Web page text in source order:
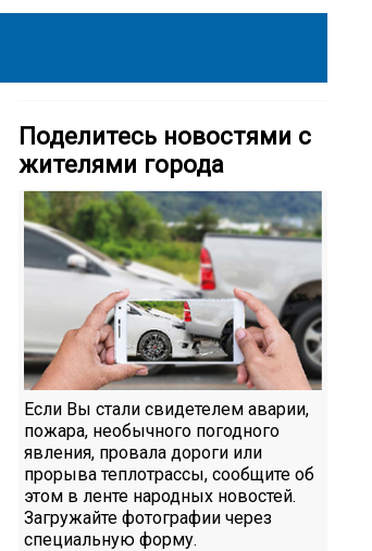
Поделитесь новостями с
жителями города
Если Вы стали свидетелем аварии,
пожара, необычного погодного
явления, провала дороги или
прорыва теплотрассы, сообщите об
этом в ленте народных новостей.
Загружайте фотографии через
специальную форму.